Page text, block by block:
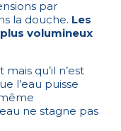
par
la douche. Les
volumineux
qu’il n’est
l’eau puisse
ne stagne pas